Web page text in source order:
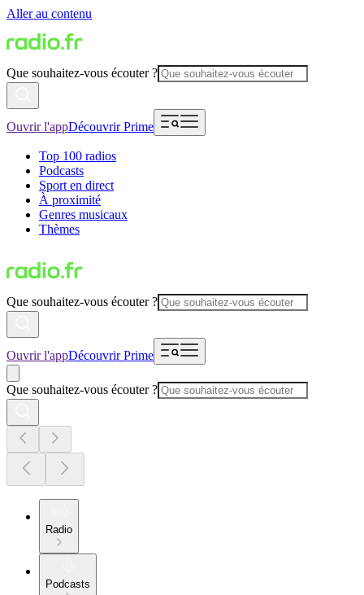
Aller au contenu
Que souhaitez-vous écouter ?
Ouvrir l'appDécouvrir Prime
Top 100 radios
Podcasts
Sport en direct
À proximité
Genres musicaux
Thèmes
Que souhaitez-vous écouter ?
Ouvrir l'appDécouvrir Prime
Que souhaitez-vous écouter ?
Radio
Podcasts